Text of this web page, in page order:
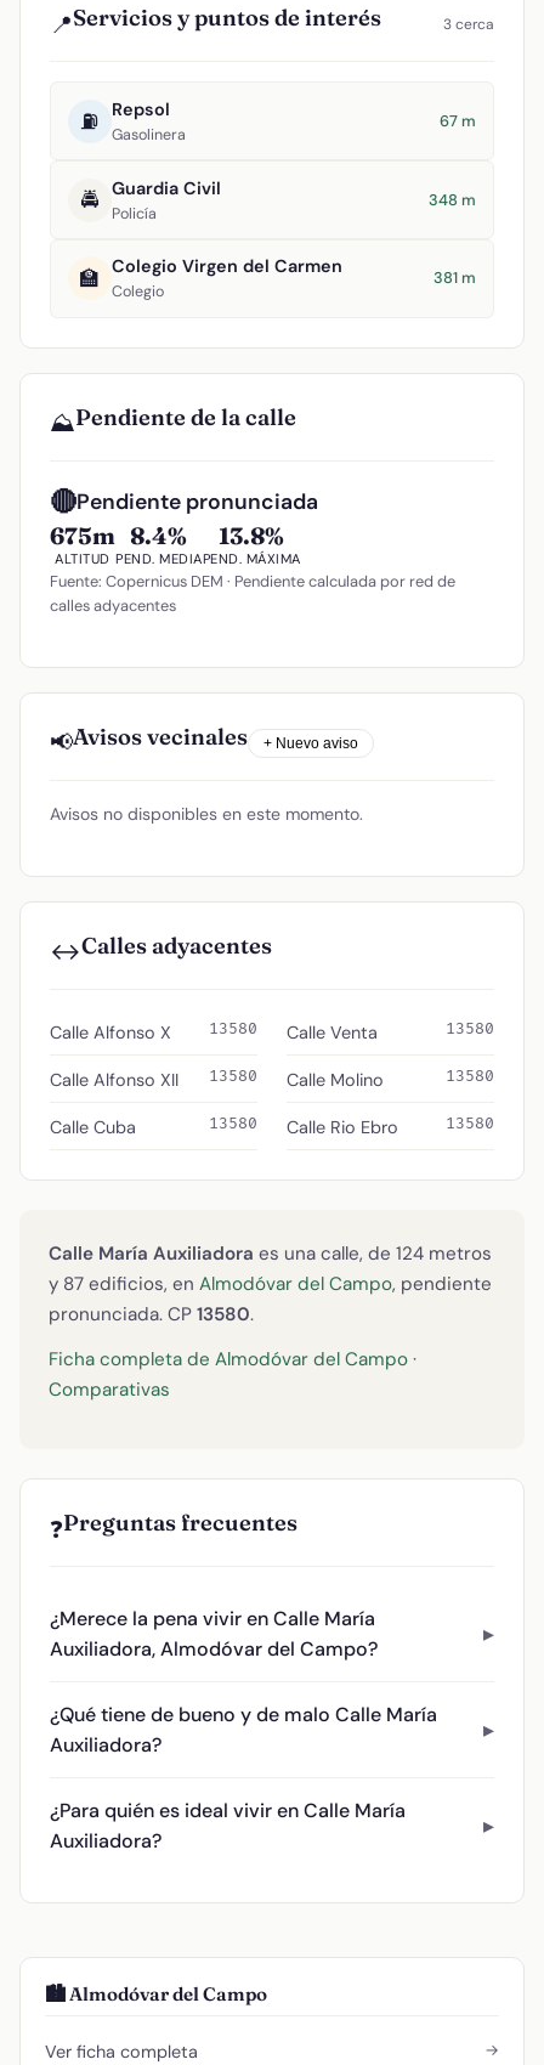
📍Servicios y puntos de interés 3 cerca
⛽ Repsol
Gasolinera
67 m
🚔 Guardia Civil
Policía
348 m
🏫 Colegio Virgen del Carmen
Colegio
381 m
⛰️Pendiente de la calle
🔴Pendiente pronunciada
675m
ALTITUD
8.4%
PEND. MEDIA
13.8%
PEND. MÁXIMA
Fuente: Copernicus DEM · Pendiente calculada por red de
calles adyacentes
📢Avisos vecinales + Nuevo aviso
Avisos no disponibles en este momento.
↔️Calles adyacentes
Calle Alfonso X 13580
Calle Alfonso XII 13580
Calle Cuba 13580
Calle Venta 13580
Calle Molino 13580
Calle Rio Ebro 13580
Calle María Auxiliadora es una calle, de 124 metros
y 87 edificios, en Almodóvar del Campo, pendiente
pronunciada. CP 13580.
Ficha completa de Almodóvar del Campo ·
Comparativas
❓Preguntas frecuentes
¿Merece la pena vivir en Calle María
Auxiliadora, Almodóvar del Campo?
¿Qué tiene de bueno y de malo Calle María
Auxiliadora?
¿Para quién es ideal vivir en Calle María
Auxiliadora?
🏙️ Almodóvar del Campo
Ver ficha completa →